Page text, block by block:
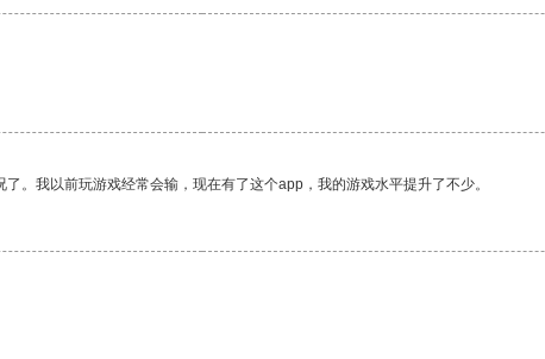
。我以前玩游戏经常会输，现在有了这个app，我的游戏水平提升了不少。